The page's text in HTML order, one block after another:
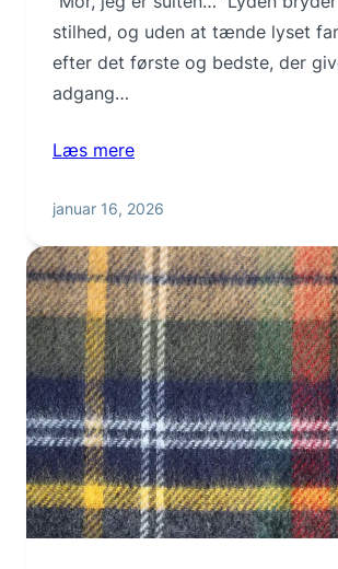
stilhed, og uden at tænde lyset
efter det første og bedste, der
adgang…
Læs mere
januar 16, 2026